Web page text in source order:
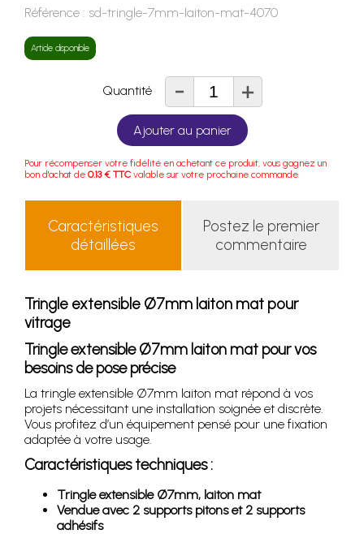
Référence : sd-tringle-7mm-laiton-mat-4070
Article disponible
Quantité - +
Ajouter au panier
Pour récompenser votre fidélité en achetant ce produit, vous gagnez un
bon d'achat de 0.13 € TTC valable sur votre prochaine commande.
Caractéristiques
détaillées
Postez le premier
commentaire
Tringle extensible Ø7mm laiton mat pour
vitrage
Tringle extensible Ø7mm laiton mat pour vos
besoins de pose précise
La tringle extensible Ø7mm laiton mat répond à vos
projets nécessitant une installation soignée et discrète.
Vous profitez d’un équipement pensé pour une fixation
adaptée à votre usage.
Caractéristiques techniques :
Tringle extensible Ø7mm, laiton mat
Vendue avec 2 supports pitons et 2 supports
adhésifs